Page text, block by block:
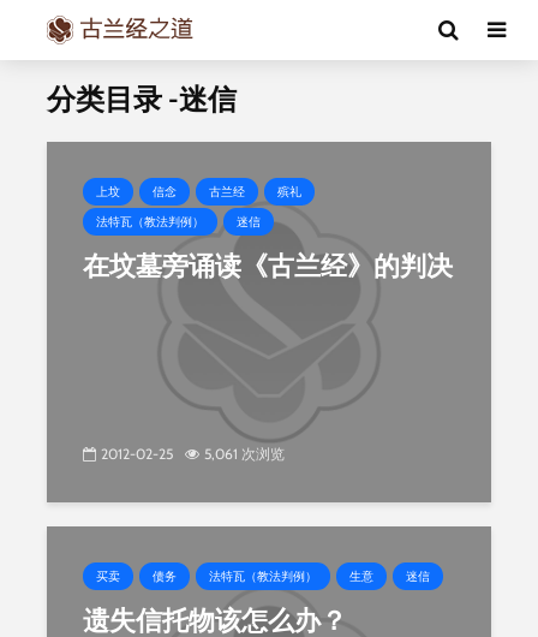
分类目录 -迷信
上坟 信念 古兰经
殡礼
法特瓦（教法判例）
迷信
在坟墓旁诵读《古兰经》的判决
2012-02-25 5,061 次浏览
买卖 债务 法特瓦（教法判例） 生意 迷信
遗失信托物该怎么办？